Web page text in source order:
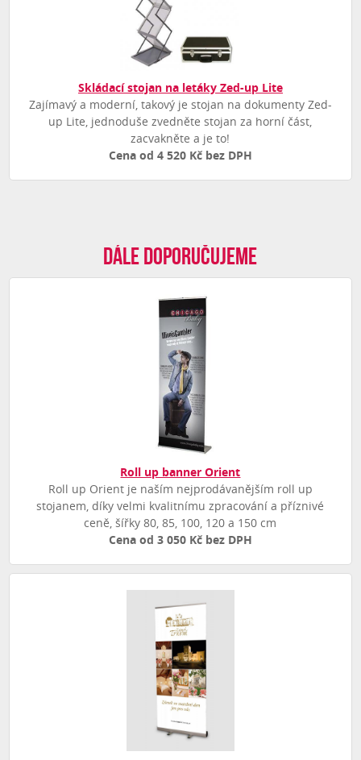
Skládací stojan na letáky Zed-up Lite
Zajímavý a moderní, takový je stojan na dokumenty Zed-
up Lite, jednoduše zvedněte stojan za horní část,
zacvakněte a je to!
Cena od 4 520 Kč bez DPH
Dále doporučujeme
Roll up banner Orient
Roll up Orient je naším nejprodávanějším roll up
stojanem, díky velmi kvalitnímu zpracování a příznivé
ceně, šířky 80, 85, 100, 120 a 150 cm
Cena od 3 050 Kč bez DPH